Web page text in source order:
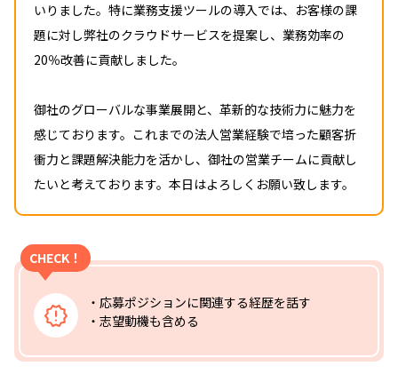
いりました。特に業務支援ツールの導入では、お客様の課
題に対し弊社のクラウドサービスを提案し、業務効率の
20％改善に貢献しました。
御社のグローバルな事業展開と、革新的な技術力に魅力を
感じております。これまでの法人営業経験で培った顧客折
衝力と課題解決能力を活かし、御社の営業チームに貢献し
たいと考えております。本日はよろしくお願い致します。
CHECK！
・応募ポジションに関連する経歴を話す
・志望動機も含める